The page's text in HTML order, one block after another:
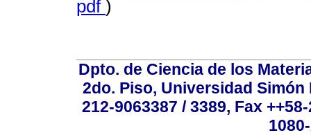
pdf )
Dpto. de Ciencia de los
2do. Piso, Universidad
212-9063387 / 3389, Fax